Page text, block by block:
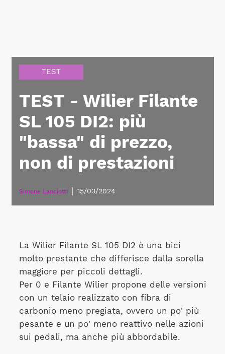
TEST
TEST - Wilier Filante
SL 105 DI2: più
"bassa" di prezzo,
non di prestazioni
Simone Lanciotti 15/03/2024
La Wilier Filante SL 105 DI2 è una bici
molto prestante che differisce dalla sorella
maggiore per piccoli dettagli.
Per 0 e Filante Wilier propone delle versioni
con un telaio realizzato con fibra di
carbonio meno pregiata, ovvero un po' più
pesante e un po' meno reattivo nelle azioni
sui pedali, ma anche più abbordabile.